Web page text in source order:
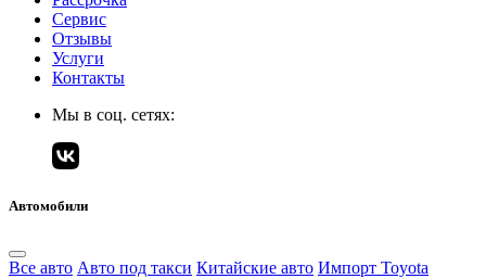
Сервис
Отзывы
Услуги
Контакты
Мы в соц. сетях:
Автомобили
Все авто Авто под такси Китайские авто Импорт Toyota